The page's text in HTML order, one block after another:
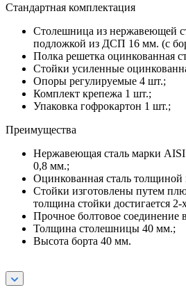
Стандартная комплектация
Столешница из нержавеющей
подложкой из ДСП 16 мм. (с
Полка решетка оцинкованная
Стойки усиленные
Опоры регулируемые 4 шт.;
Комплект крепежа 1 шт.;
Упаковка гофрокартон 1 шт.;
Преимущества
Нержавеющая сталь марки
0,8 мм.;
Оцинкованная сталь
Стойки изготовлены путем
толщина стойки достигается
Прочное болтовое соединение
Толщина столешницы 40 мм.;
Высота борта 40 мм.